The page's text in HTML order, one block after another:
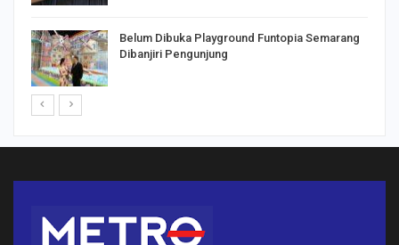
Belum Dibuka Playground Funtopia Semarang
Dibanjiri Pengunjung